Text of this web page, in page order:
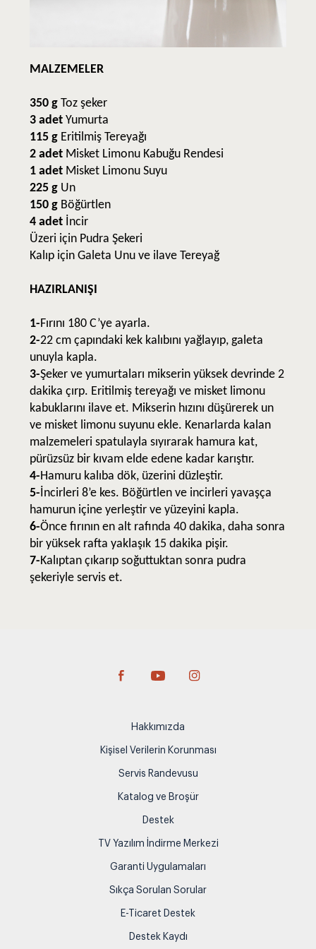
MALZEMELER
350 g Toz şeker
3 adet Yumurta
115 g Eritilmiş Tereyağı
2 adet Misket Limonu Kabuğu Rendesi
1 adet Misket Limonu Suyu
225 g Un
150 g Böğürtlen
4 adet İncir
Üzeri için Pudra Şekeri
Kalıp için Galeta Unu ve ilave Tereyağ
HAZIRLANIŞI
1-Fırını 180 C’ye ayarla.
2-22 cm çapındaki kek kalıbını yağlayıp, galeta
unuyla kapla.
3-Şeker ve yumurtaları mikserin yüksek devrinde 2
dakika çırp. Eritilmiş tereyağı ve misket limonu
kabuklarını ilave et. Mikserin hızını düşürerek un
ve misket limonu suyunu ekle. Kenarlarda kalan
malzemeleri spatulayla sıyırarak hamura kat,
pürüzsüz bir kıvam elde edene kadar karıştır.
4-Hamuru kalıba dök, üzerini düzleştir.
5-İncirleri 8’e kes. Böğürtlen ve incirleri yavaşça
hamurun içine yerleştir ve yüzeyini kapla.
6-Önce fırının en alt rafında 40 dakika, daha sonra
bir yüksek rafta yaklaşık 15 dakika pişir.
7-Kalıptan çıkarıp soğuttuktan sonra pudra
şekeriyle servis et.
Hakkımızda
Kişisel Verilerin Korunması
Servis Randevusu
Katalog ve Broşür
Destek
TV Yazılım İndirme Merkezi
Garanti Uygulamaları
Sıkça Sorulan Sorular
E-Ticaret Destek
Destek Kaydı